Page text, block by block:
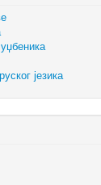
језика